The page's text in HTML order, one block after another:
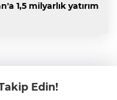
1,5 milyarlık yatırım
Edin!